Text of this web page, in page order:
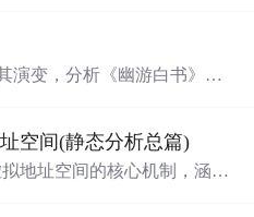
开发者在GitHub发起挑衅项
演变，分析《幽游白书》与
空间(静态分析总篇)
地址空间的核心机制，涵盖